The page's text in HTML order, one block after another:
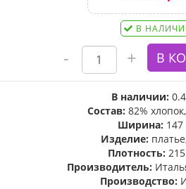
В
В наличии:
Состав: 82%
Ширина: 147
Изделие:
Плотность:
Производитель:
Производство: